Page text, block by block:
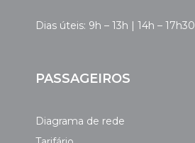
Dias úteis: 9h – 13h | 14h – 17h30
PASSAGEIROS
Diagrama de rede